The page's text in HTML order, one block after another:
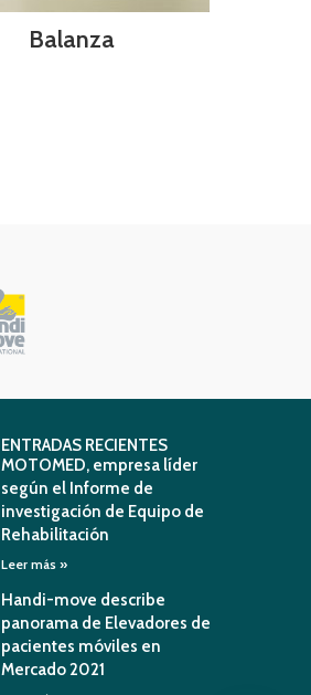
Balanza
ENTRADAS RECIENTES
MOTOMED, empresa líder
según el Informe de
investigación de Equipo de
Rehabilitación
Leer más »
Handi-move describe
panorama de Elevadores de
pacientes móviles en
Mercado 2021